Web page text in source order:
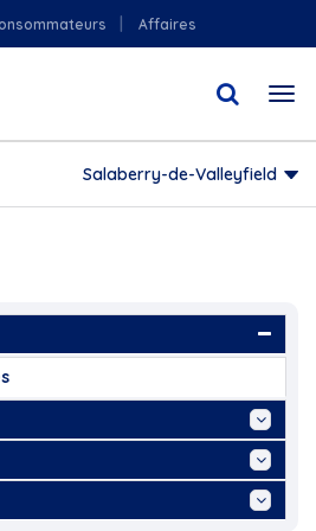
Affaires
Salaberry-de-Valleyfield
Noir et...